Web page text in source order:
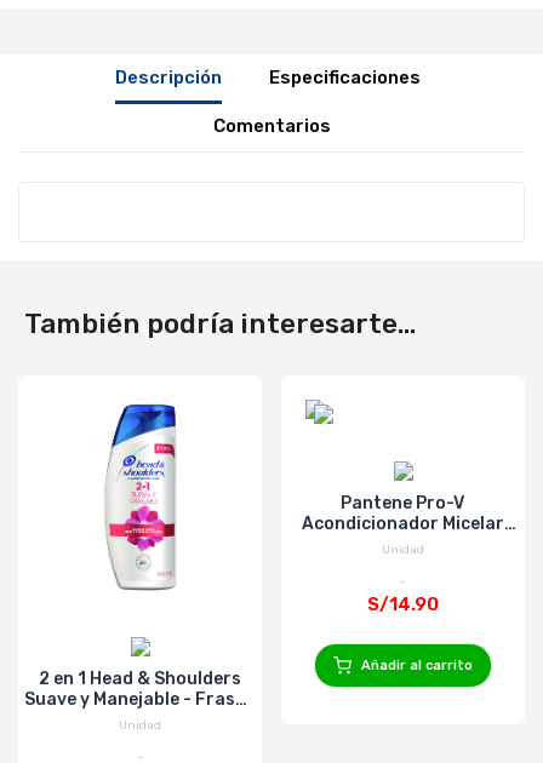
Descripción Especificaciones
Comentarios
También podría interesarte...
2 en 1 Head & Shoulders
Suave y Manejable - Frasco
650 Ml
Unidad
Pantene Pro-V
Acondicionador Micelar
400Ml
Unidad
S/14.90
Añadir al carrito